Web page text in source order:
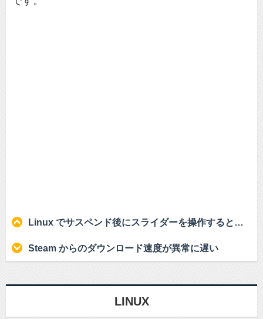
Linux でサスペンド後にスライダーを操作すると反応しなくなる
Steam からのダウンロード速度が異常に遅い
LINUX